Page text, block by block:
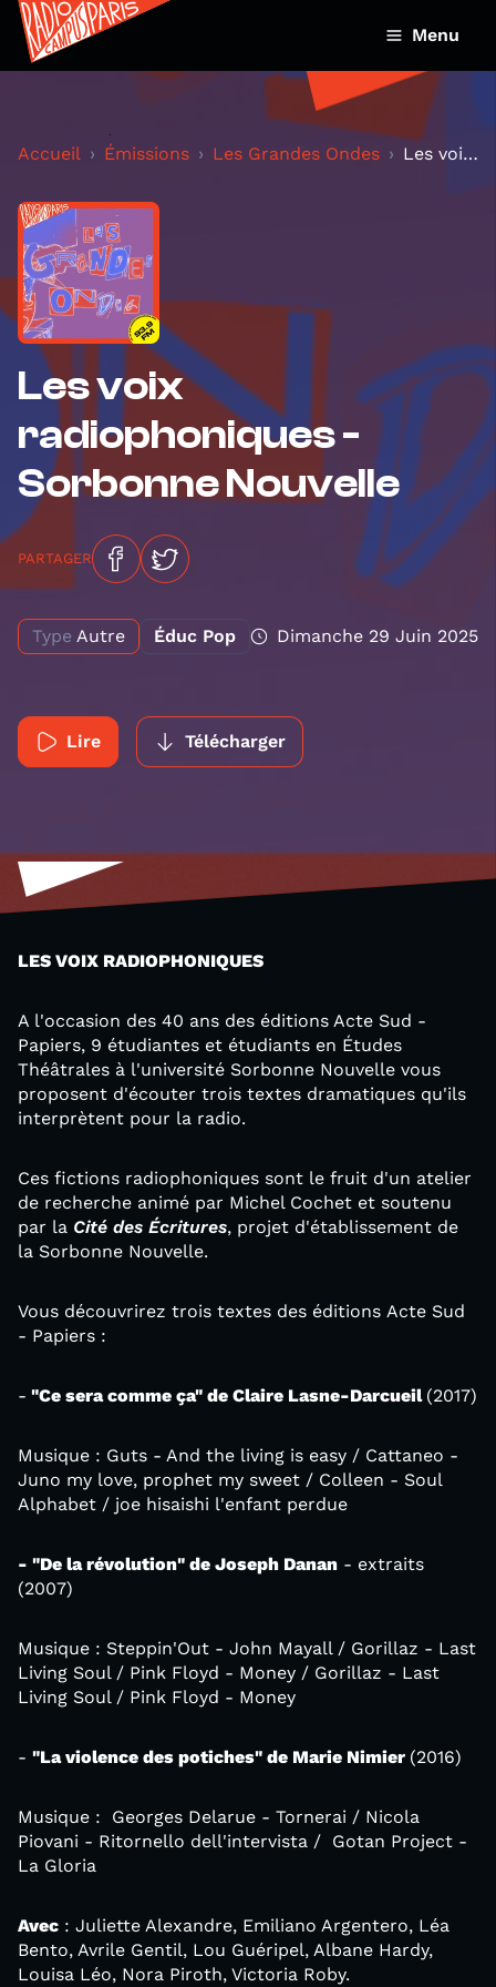
Menu
Accueil Émissions Les Grandes Ondes Les voix radiophoniques - Sorbonne Nouvelle
Les voix
radiophoniques -
Sorbonne Nouvelle
PARTAGER
Type Autre Éduc Pop Dimanche 29 Juin 2025
Lire Télécharger
LES VOIX RADIOPHONIQUES
A l'occasion des 40 ans des éditions Acte Sud -
Papiers, 9 étudiantes et étudiants en Études
Théâtrales à l'université Sorbonne Nouvelle vous
proposent d'écouter trois textes dramatiques qu'ils
interprètent pour la radio.
Ces fictions radiophoniques sont le fruit d'un atelier
de recherche animé par Michel Cochet et soutenu
par la Cité des Écritures, projet d'établissement de
la Sorbonne Nouvelle.
Vous découvrirez trois textes des éditions Acte Sud
- Papiers :
- "Ce sera comme ça" de Claire Lasne-Darcueil (2017)
Musique : Guts - And the living is easy / Cattaneo -
Juno my love, prophet my sweet / Colleen - Soul
Alphabet / joe hisaishi l'enfant perdue
- "De la révolution" de Joseph Danan - extraits
(2007)
Musique : Steppin'Out - John Mayall / Gorillaz - Last
Living Soul / Pink Floyd - Money / Gorillaz - Last
Living Soul / Pink Floyd - Money
- "La violence des potiches" de Marie Nimier (2016)
Musique : Georges Delarue - Tornerai / Nicola
Piovani - Ritornello dell'intervista / Gotan Project -
La Gloria
Avec : Juliette Alexandre, Emiliano Argentero, Léa
Bento, Avrile Gentil, Lou Guéripel, Albane Hardy,
Louisa Léo, Nora Piroth, Victoria Roby.